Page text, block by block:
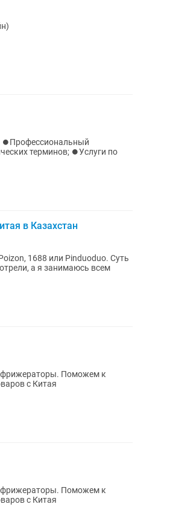
⏺️Профессиональный
терминов; ⏺️Услуги по
в Казахстан
1688 или Pinduoduo. Суть
а я занимаюсь всем
с Китая
с Китая